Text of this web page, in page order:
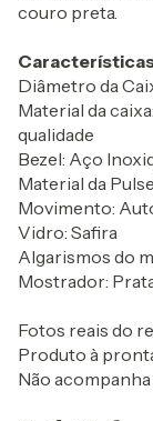
couro preta.
Diâmetro da
Material da
qualidade
Bezel: Aço
Material da
Movimento:
Vidro: Safira
Algarismos do
Mostrador:
Fotos reais do
Produto à
Não